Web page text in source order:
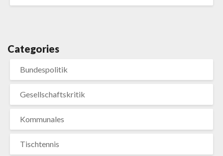
Categories
Bundespolitik
Gesellschaftskritik
Kommunales
Tischtennis